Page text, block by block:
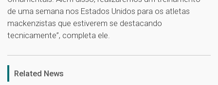
de uma semana nos Estados Unidos para os atletas
mackenzistas que estiverem se destacando
tecnicamente”, completa ele.1
Related News